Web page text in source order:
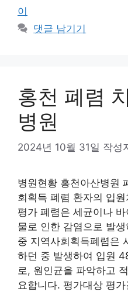
이
댓글 남기기
홍천 폐렴
병원
2024년 10월 31일 작성
병원현황 홍천아산병원
회획득 폐렴 환자의 입
평가 폐렴은 세균이나
물로 인한 감염으로 발
중 지역사회획득폐렴은
하던 중 발생하여 입원
로, 원인균을 파악하고
요합니다. 평가대상 평